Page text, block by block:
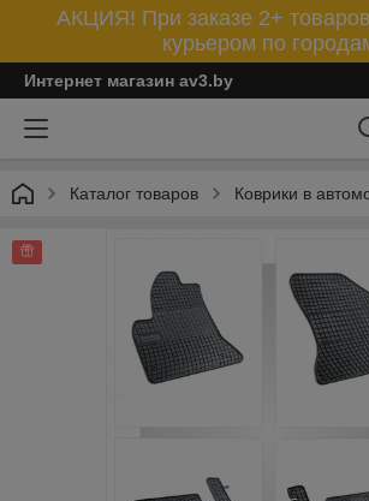
АКЦИЯ! При заказе 2+
курьером по
Интернет магазин av3.by
Каталог товаров Коврики в